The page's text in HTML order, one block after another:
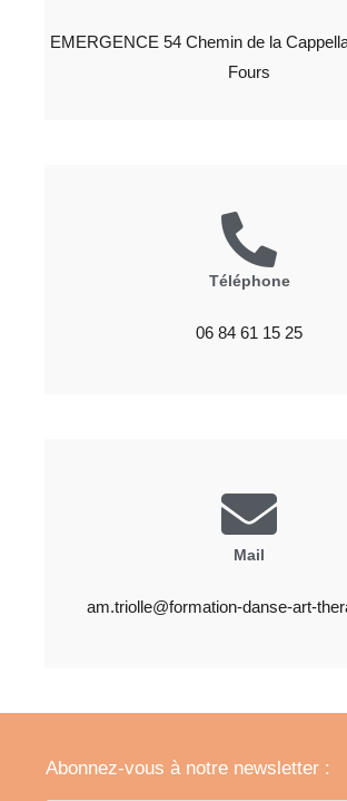
EMERGENCE 54 Chemin de la
Fours
Téléphone
06 84 61 15 25
Mail
am.triolle@formation-danse-art-
Abonnez-vous à notre newsletter :